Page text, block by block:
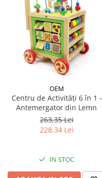
OEM
Centru de Activități 6 în 1 -
Antemergator din Lemn
263,35 Lei
228,34 Lei
IN STOC